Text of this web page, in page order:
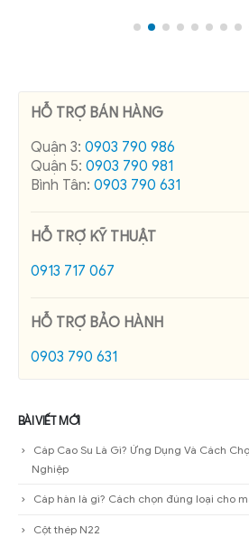
HỖ TRỢ BÁN HÀNG
Quận 3: 0903 790 986
Quận 5: 0903 790 981
Bình Tân: 0903 790 631
HỖ TRỢ KỸ THUẬT
0913 717 067
HỖ TRỢ BẢO HÀNH
0903 790 631
BÀI VIẾT MỚI
Cáp Cao Su Là Gì? Ứng Dụng Và Cách
Nghiệp
Cáp hàn là gì? Cách chọn đúng loại cho
Cột thép N22